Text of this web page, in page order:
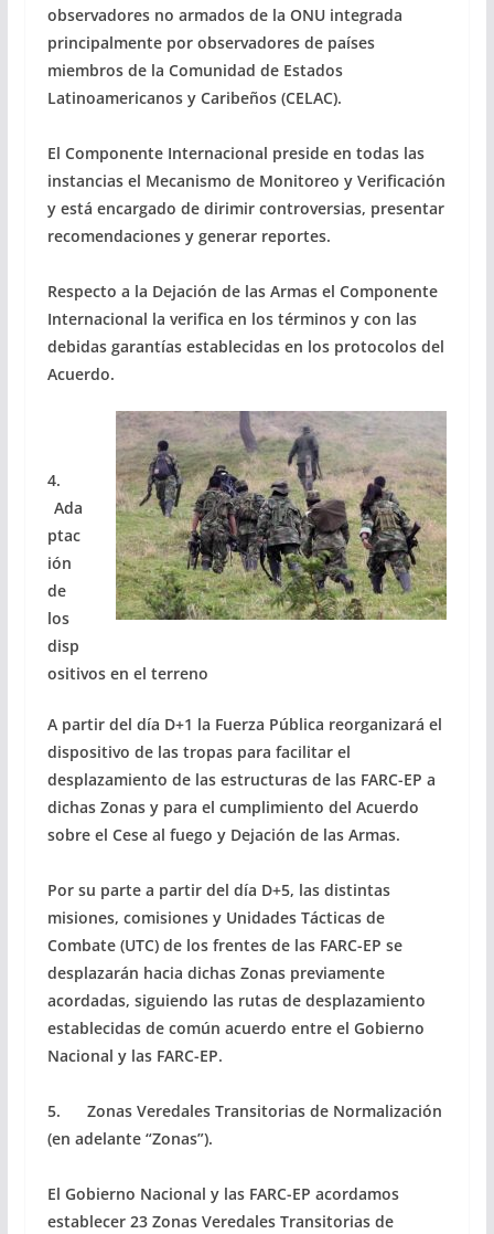
observadores no armados de la ONU integrada
principalmente por observadores de países
miembros de la Comunidad de Estados
Latinoamericanos y Caribeños (CELAC).
El Componente Internacional preside en todas las
instancias el Mecanismo de Monitoreo y Verificación
y está encargado de dirimir controversias, presentar
recomendaciones y generar reportes.
Respecto a la Dejación de las Armas el Componente
Internacional la verifica en los términos y con las
debidas garantías establecidas en los protocolos del
Acuerdo.
4.
Ada
ptac
ión
de
los
disp
ositivos en el terreno
A partir del día D+1 la Fuerza Pública reorganizará el
dispositivo de las tropas para facilitar el
desplazamiento de las estructuras de las FARC-EP a
dichas Zonas y para el cumplimiento del Acuerdo
sobre el Cese al fuego y Dejación de las Armas.
Por su parte a partir del día D+5, las distintas
misiones, comisiones y Unidades Tácticas de
Combate (UTC) de los frentes de las FARC-EP se
desplazarán hacia dichas Zonas previamente
acordadas, siguiendo las rutas de desplazamiento
establecidas de común acuerdo entre el Gobierno
Nacional y las FARC-EP.
5. Zonas Veredales Transitorias de Normalización
(en adelante “Zonas”).
El Gobierno Nacional y las FARC-EP acordamos
establecer 23 Zonas Veredales Transitorias de